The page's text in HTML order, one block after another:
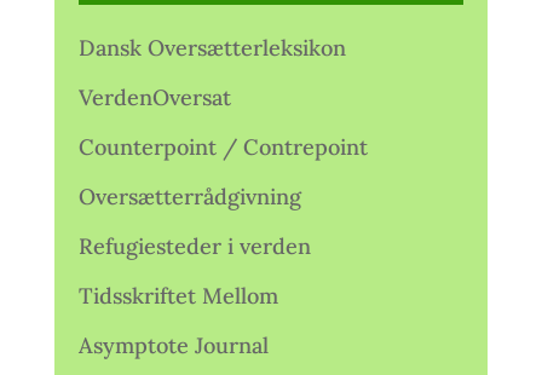
Dansk Oversætterleksikon
VerdenOversat
Counterpoint / Contrepoint
Oversætterrådgivning
Refugiesteder i verden
Tidsskriftet Mellom
Asymptote Journal